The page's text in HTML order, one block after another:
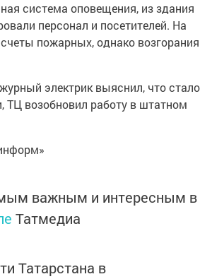
система оповещения, из здания
персонал и посетителей. На
пожарных, однако возгорания
электрик выяснил, что стало
ТЦ возобновил работу в штатном
важным и интересным в
Татмедиа
Татарстана в